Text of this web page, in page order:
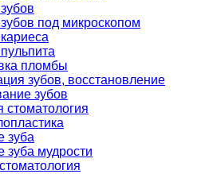
под микроскопом
пломбы
зубов, восстановление
зубов
стоматология
зуба
зуба мудрости